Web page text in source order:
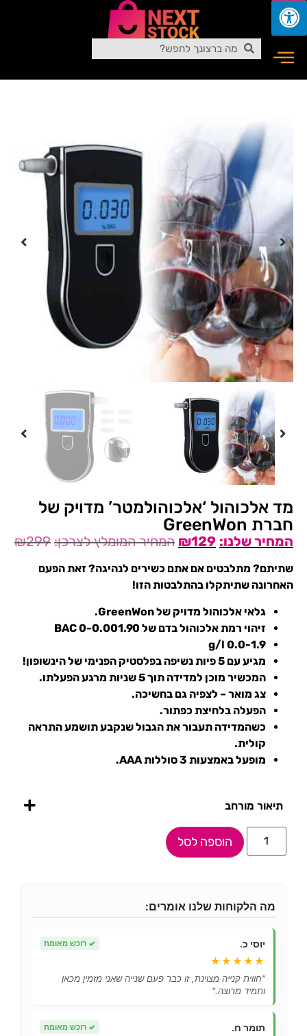
מד אלכוהול ‘אלכוהולמטר’ מדויק של
חברת GreenWon
₪299 ₪129
שתיתם? מתלבטים אם אתם כשירים לנהיגה? זאת הפעם
האחרונה שתיתקלו בהתלבטות הזו!
גלאי אלכוהול מדויק של GreenWon.
זיהוי רמת אלכוהול בדם של 0-0.001.90 BAC
0.0-1.9 g/l
מגיע עם 5 פיות נשיפה בפלסטיק הפנימי של הינשופון!
המכשיר מוכן למדידה תוך 5 שניות מרגע הפעלתו.
צג מואר – לצפיה גם בחשיכה.
הפעלה בלחיצת כפתור.
כשהמדידה תעבור את הגבול שנקבע תושמע התראה
קולית.
מופעל באמצעות 3 סוללות AAA.
תיאור מורחב
הוספה לסל
מה הלקוחות שלנו אומרים:
יוסי כ. ✓ רוכש מאומת
★★★★★
"חווית קנייה מצוינת, זו כבר פעם שנייה שאני מזמין מכאן
ותמיד מרוצה."
תומר ח. ✓ רוכש מאומת